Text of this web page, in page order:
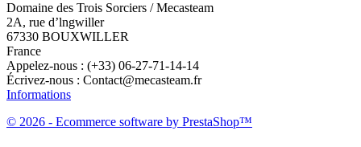
Domaine des Trois Sorciers / Mecasteam
2A, rue d’lngwiller
67330 BOUXWILLER
France
Appelez-nous : (+33) 06-27-71-14-14
Écrivez-nous : Contact@mecasteam.fr
Informations
© 2026 - Ecommerce software by PrestaShop™